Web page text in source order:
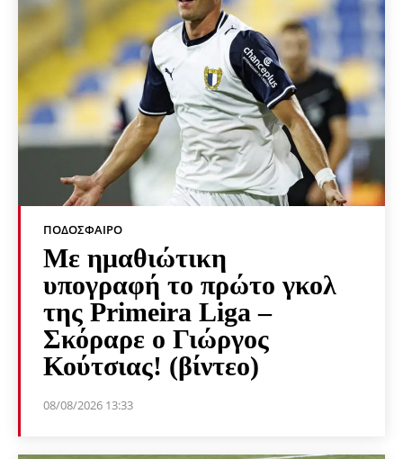
ΠΟΔΌΣΦΑΙΡΟ
Με ημαθιώτικη
υπογραφή το πρώτο γκολ
της Primeira Liga –
Σκόραρε ο Γιώργος
Κούτσιας! (βίντεο)
08/08/2026 13:33